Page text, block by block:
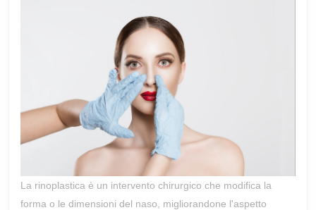
risultati
di
rinoplastica
La rinoplastica è un intervento chirurgico che modifica la
forma o le dimensioni del naso, migliorandone l'aspetto